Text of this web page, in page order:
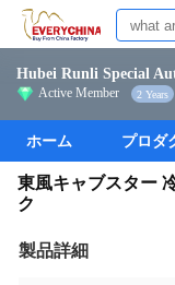
Hubei Runli Special
Active Member 2 Years
ホーム プロダ
東風キャブスター
ク
製品詳細